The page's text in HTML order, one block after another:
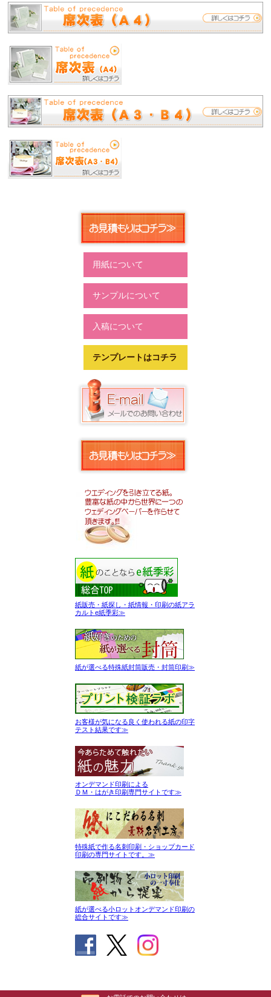
用紙について
サンプルについて
入稿について
テンプレートはコチラ
紙販売・紙探し・紙情報・印刷の紙アラ
カルトe紙季彩≫
紙が選べる特殊紙封筒販売・封筒印刷≫
お客様が気になる良く使われる紙の印字
テスト結果です≫
オンデマンド印刷による
ＤＭ・はがき印刷専門サイトです≫
特殊紙で作る名刺印刷・ショップカード
印刷の専門サイトです。≫
紙が選べる小ロットオンデマンド印刷の
総合サイトです≫